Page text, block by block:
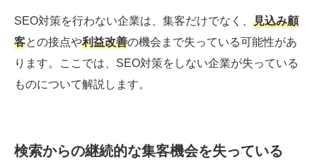
SEO対策を行わない企業は、集客だけでなく、 見込み顧
客との接点や利益改善の機会まで失っている可能性があ
ります。ここでは、SEO対策をしない企業が失っている
ものについて解説します。
検索からの継続的な集客機会を失っている